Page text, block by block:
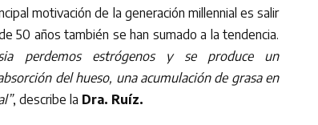
motivación de la generación millennial es salir
50 años también se han sumado a la tendencia.
perdemos estrógenos y se produce un
del hueso, una acumulación de grasa en
, describe la Dra. Ruíz.